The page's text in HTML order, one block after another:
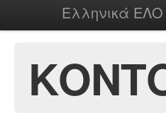
Ελληνικά ΕΛΟ